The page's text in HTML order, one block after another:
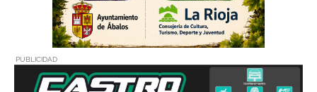
PUBLICIDAD